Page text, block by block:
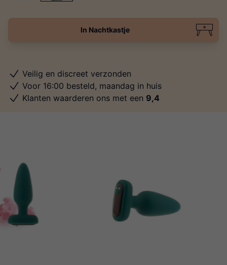
In Nachtkastje
Veilig en discreet verzonden
Voor 16:00 besteld, maandag in huis
Klanten waarderen ons met een 9,4